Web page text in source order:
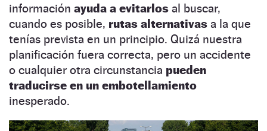
información ayuda a evitarlos al buscar,
cuando es posible, rutas alternativas a la que
tenías prevista en un principio. Quizá nuestra
planificación fuera correcta, pero un accidente
o cualquier otra circunstancia pueden
traducirse en un embotellamiento
inesperado.